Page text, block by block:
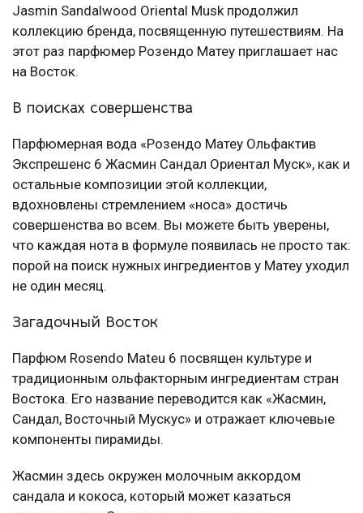
Jasmin Sandalwood Oriental Musk продолжил
коллекцию бренда, посвященную путешествиям. На
этот раз парфюмер Розендо Матеу приглашает нас
на Восток.
В поисках совершенства
Парфюмерная вода «Розендо Матеу Ольфактив
Экспрешенс 6 Жасмин Сандал Ориентал Муск», как и
остальные композиции этой коллекции,
вдохновлены стремлением «носа» достичь
совершенства во всем. Вы можете быть уверены,
что каждая нота в формуле появилась не просто так:
порой на поиск нужных ингредиентов у Матеу уходил
не один месяц.
Загадочный Восток
Парфюм Rosendo Mateu 6 посвящен культуре и
традиционным ольфакторным ингредиентам стран
Востока. Его название переводится как «Жасмин,
Сандал, Восточный Мускус» и отражает ключевые
компоненты пирамиды.
Жасмин здесь окружен молочным аккордом
сандала и кокоса, который может казаться